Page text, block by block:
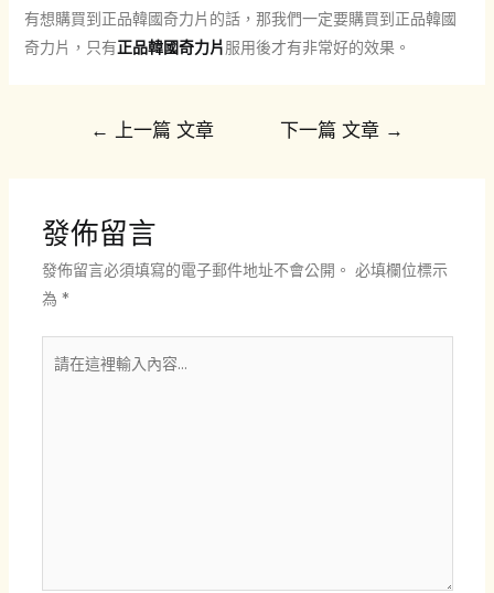
有想購買到正品韓國奇力片的話，那我們一定要購買到正品韓國
奇力片，只有正品韓國奇力片服用後才有非常好的效果。
← 上一篇 文章 下一篇 文章 →
發佈留言
發佈留言必須填寫的電子郵件地址不會公開。 必填欄位標示
為 *